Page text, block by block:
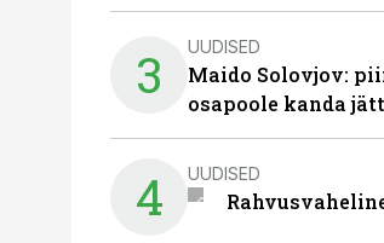
3 UUDISED
Maido Solovjov:
osapoole kanda
4 UUDISED